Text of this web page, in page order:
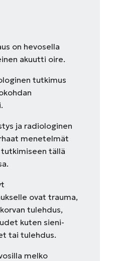
on hevosella
akuutti oire.
tutkimus
ja radiologinen
menetelmät
tutkimiseen tällä
ovat trauma,
tulehdus,
kuten sieni-
tai tulehdus.
melko